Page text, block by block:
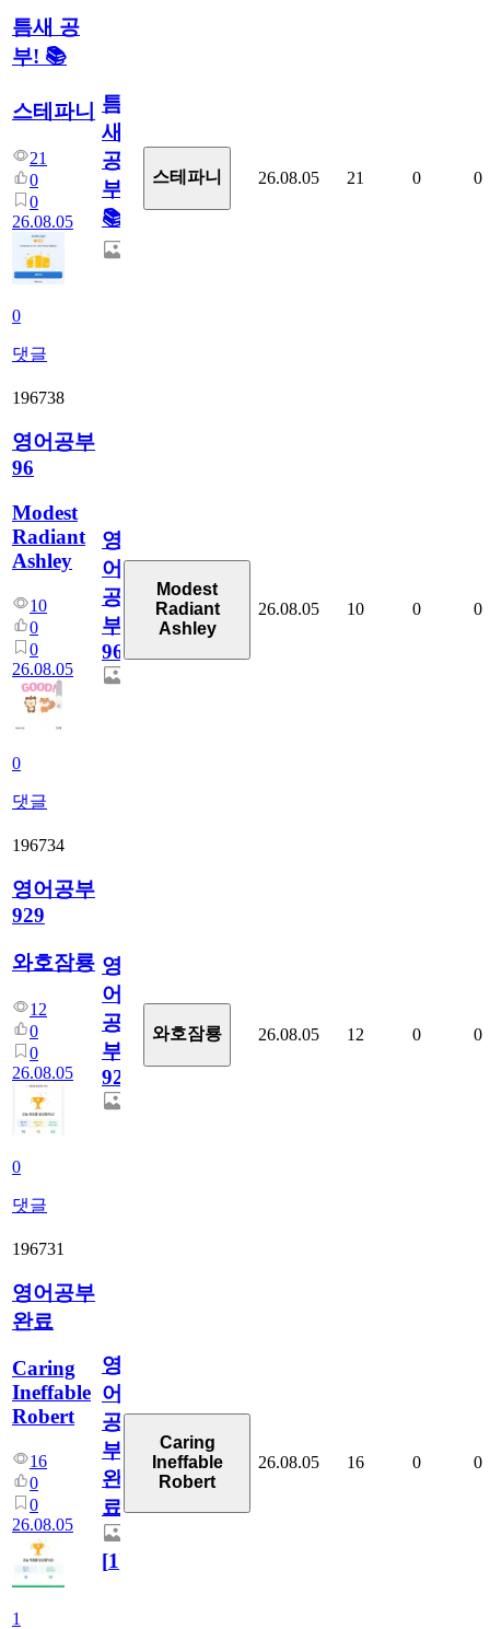
틈새 공
부! 📚
스테파니
21
0
0
26.08.05
0
댓글
틈
새
공
부!
📚
스테파니 26.08.05 21 0 0
196738
영어공부
96
Modest
Radiant
Ashley
10
0
0
26.08.05
0
댓글
영
어
공
부
96
Modest
Radiant
Ashley
26.08.05 10 0 0
196734
영어공부
929
와호잠룡
12
0
0
26.08.05
0
댓글
영
어
공
부
929
와호잠룡 26.08.05 12 0 0
196731
영어공부
완료
Caring
Ineffable
Robert
16
0
0
26.08.05
1
영
어
공
부
완
료
[1]
Caring
Ineffable
Robert
26.08.05 16 0 0